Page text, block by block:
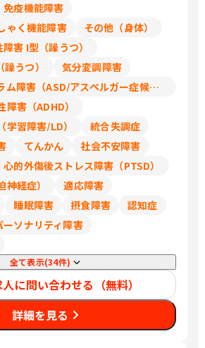
免疫機能障害
ゃく機能障害
その他（身体）
害 I型（躁うつ）
うつ）
気分変調障害
自閉症スペクトラム障害（ASD/アスペルガー症候群/広汎性発達障害）
害（ADHD）
学習障害/LD）
統合失調症
てんかん
社会不安障害
心的外傷後ストレス障害（PTSD）
経症）
適応障害
睡眠障害 摂食障害
認知症
ーソナリティ障害
全て表示(34件)
に問い合わせる（無料）
詳細を見る